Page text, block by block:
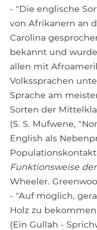
- "Die englische
von Afrikanern an
Carolina
bekannt und
allen mit
Volkssprachen
Sprache am
Sorten der
(S. S. Mufwene,
English als
Funktionsweise
Wheeler.
- "Auf möglich,
Holz zu
(Ein Gullah -